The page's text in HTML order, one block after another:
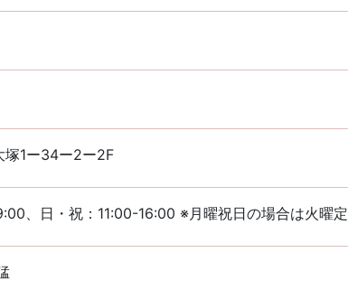
塚1ー34ー2ー2F
、日・祝：11:00-16:00 ※月曜祝日の場合は火曜